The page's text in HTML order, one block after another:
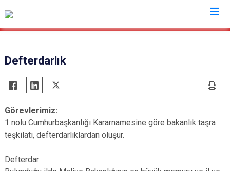
Valilikler
Defterdarlık
Görevlerimiz:
1 nolu Cumhurbaşkanlığı Kararnamesine göre bakanlık taşra
teşkilatı, defterdarlıklardan oluşur.
Defterdar